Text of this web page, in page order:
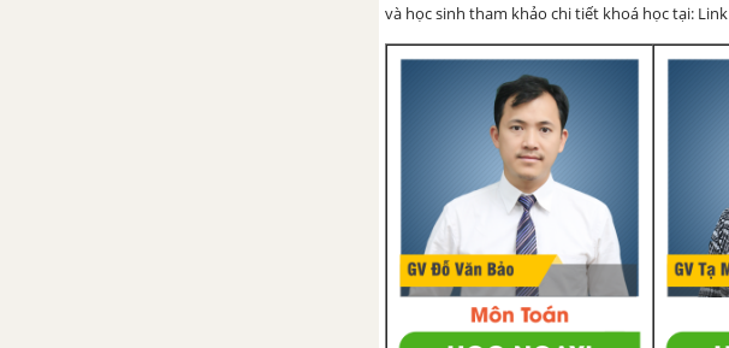
và học sinh tham khảo chi tiết khoá học tại: Link